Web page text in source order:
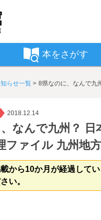
本をさがす
らせ一覧 8県なのに、なんで九
2018.12.14
なんで九州？ 日
ファイル 九州地
から10か月が経過して
い。